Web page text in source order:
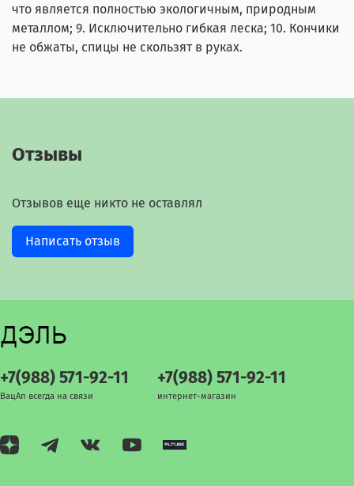
что является полностью экологичным, природным
металлом; 9. Исключительно гибкая леска; 10. Кончики
не обжаты, спицы не скользят в руках.
Отзывы
Отзывов еще никто не оставлял
Написать отзыв
+7(988) 571-92-11
ВацАп всегда на связи
+7(988) 571-92-11
интернет-магазин